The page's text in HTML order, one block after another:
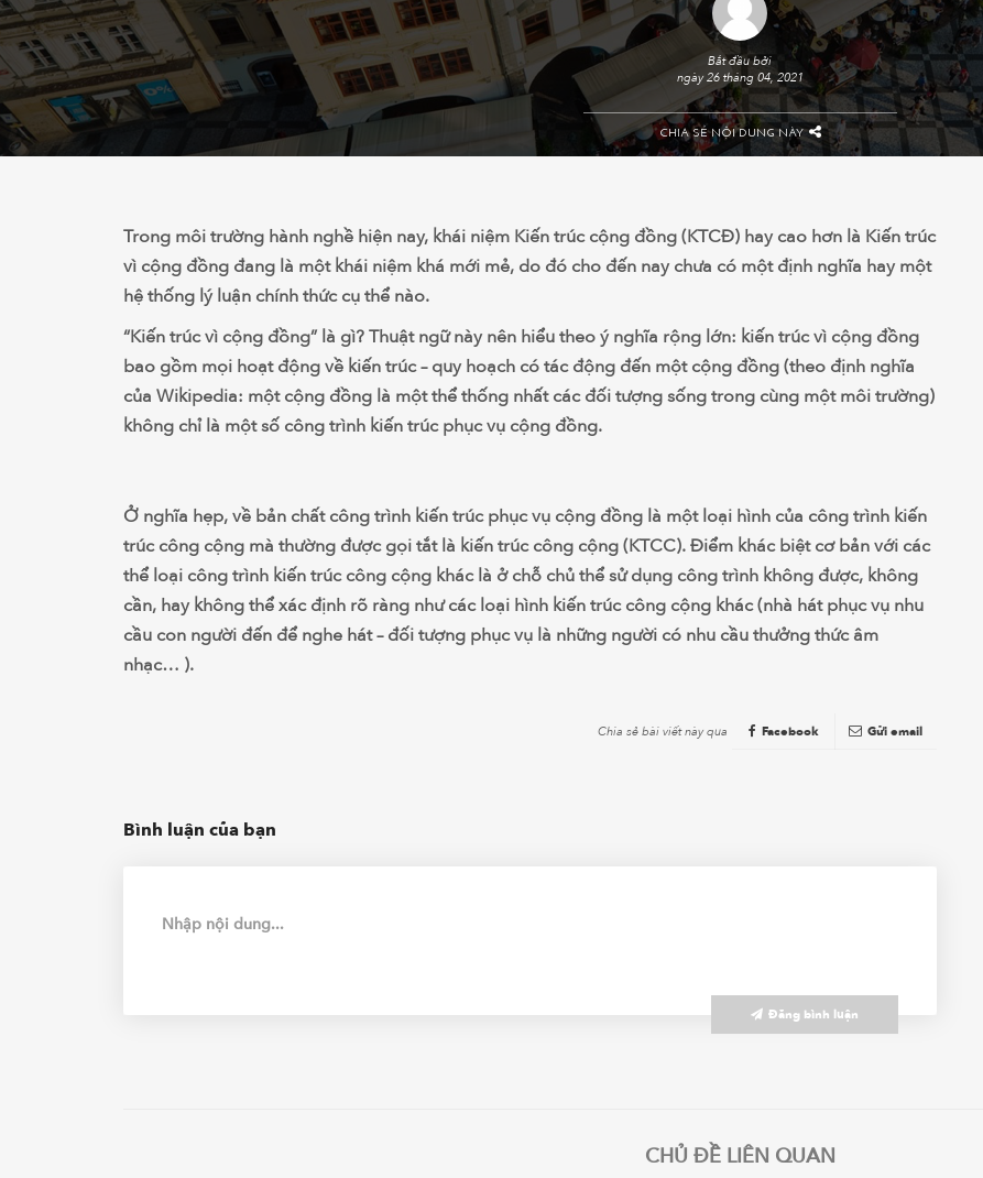
Bắt đầu bởi
ngày 26 tháng 04, 2021
CHIA SẺ NỘI DUNG NÀY
Trong môi trường hành nghề hiện nay, khái niệm Kiến trúc cộng đồng (KTCĐ) hay cao hơn là Kiến trúc
vì cộng đồng đang là một khái niệm khá mới mẻ, do đó cho đến nay chưa có một định nghĩa hay một
hệ thống lý luận chính thức cụ thể nào.
“Kiến trúc vì cộng đồng” là gì? Thuật ngữ này nên hiểu theo ý nghĩa rộng lớn: kiến trúc vì cộng đồng
bao gồm mọi hoạt động về kiến trúc – quy hoạch có tác động đến một cộng đồng (theo định nghĩa
của Wikipedia: một cộng đồng là một thể thống nhất các đối tượng sống trong cùng một môi trường)
không chỉ là một số công trình kiến trúc phục vụ cộng đồng.
Ở nghĩa hẹp, về bản chất công trình kiến trúc phục vụ cộng đồng là một loại hình của công trình kiến
trúc công cộng mà thường được gọi tắt là kiến trúc công cộng (KTCC). Điểm khác biệt cơ bản với các
thể loại công trình kiến trúc công cộng khác là ở chỗ chủ thể sử dụng công trình không được, không
cần, hay không thể xác định rõ ràng như các loại hình kiến trúc công cộng khác (nhà hát phục vụ nhu
cầu con người đến để nghe hát – đối tượng phục vụ là những người có nhu cầu thưởng thức âm
nhạc… ).
Chia sẻ bài viết này qua Facebook Gửi email
Bình luận của bạn
Đăng bình luận
CHỦ ĐỀ LIÊN QUAN